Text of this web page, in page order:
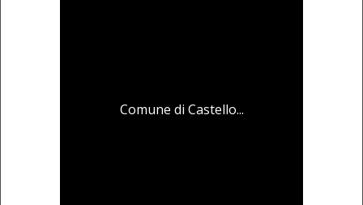
Comune di Castello...